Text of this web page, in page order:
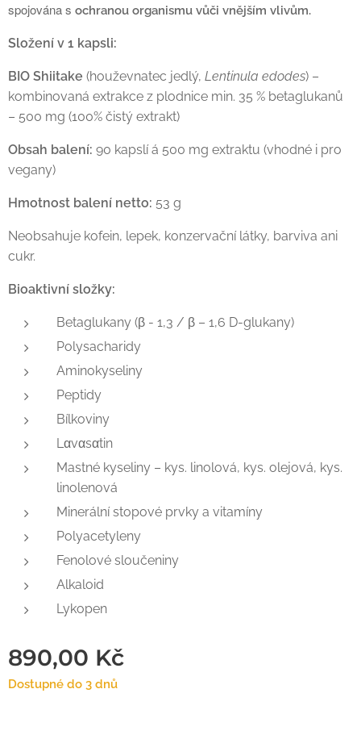
spojována s ochranou organismu vůči vnějším vlivům.
Složení v 1 kapsli:
BIO Shiitake (houževnatec jedlý, Lentinula edodes) –
kombinovaná extrakce z plodnice min. 35 % betaglukanů
– 500 mg (100% čistý extrakt)
Obsah balení: 90 kapslí á 500 mg extraktu (vhodné i pro
vegany)
Hmotnost balení netto: 53 g
Neobsahuje kofein, lepek, konzervační látky, barviva ani
cukr.
Bioaktivní složky:
Betaglukany (β - 1,3 / β – 1,6 D-glukany)
Polysacharidy
Aminokyseliny
Peptidy
Bílkoviny
Lαvαsαtin
Mastné kyseliny – kys. linolová, kys. olejová, kys.
linolenová
Minerální stopové prvky a vitamíny
Polyacetyleny
Fenolové sloučeniny
Alkaloid
Lykopen
890,00 Kč
Dostupné do 3 dnů